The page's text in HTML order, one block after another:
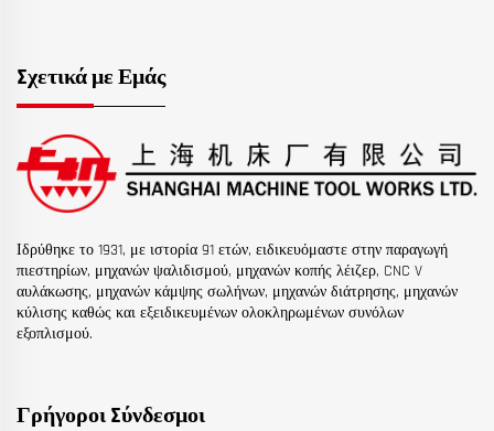
Σχετικά με Εμάς
Ιδρύθηκε το 1931, με ιστορία 91 ετών, ειδικευόμαστε στην παραγωγή
πιεστηρίων, μηχανών ψαλιδισμού, μηχανών κοπής λέιζερ, CNC V
αυλάκωσης, μηχανών κάμψης σωλήνων, μηχανών διάτρησης, μηχανών
κύλισης καθώς και εξειδικευμένων ολοκληρωμένων συνόλων
εξοπλισμού.
Γρήγοροι Σύνδεσμοι